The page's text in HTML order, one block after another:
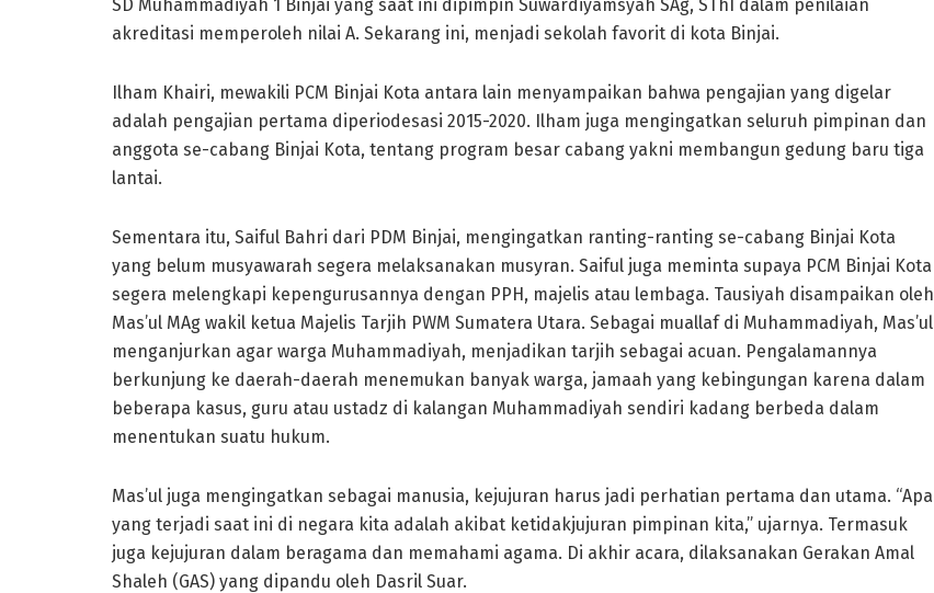
SD Muhammadiyah 1 Binjai yang saat ini dipimpin Suwardiyamsyah SAg, SThI dalam penilaian
akreditasi memperoleh nilai A. Sekarang ini, menjadi sekolah favorit di kota Binjai.
Ilham Khairi, mewakili PCM Binjai Kota antara lain menyampaikan bahwa pengajian yang digelar
adalah pengajian pertama diperiodesasi 2015-2020. Ilham juga mengingatkan seluruh pimpinan dan
anggota se-cabang Binjai Kota, tentang program besar cabang yakni membangun gedung baru tiga
lantai.
Sementara itu, Saiful Bahri dari PDM Binjai, mengingatkan ranting-ranting se-cabang Binjai Kota
yang belum musyawarah segera melaksanakan musyran. Saiful juga meminta supaya PCM Binjai Kota
segera melengkapi kepengurusannya dengan PPH, majelis atau lembaga. Tausiyah disampaikan oleh
Mas’ul MAg wakil ketua Majelis Tarjih PWM Sumatera Utara. Sebagai muallaf di Muhammadiyah, Mas’ul
menganjurkan agar warga Muhammadiyah, menjadikan tarjih sebagai acuan. Pengalamannya
berkunjung ke daerah-daerah menemukan banyak warga, jamaah yang kebingungan karena dalam
beberapa kasus, guru atau ustadz di kalangan Muhammadiyah sendiri kadang berbeda dalam
menentukan suatu hukum.
Mas’ul juga mengingatkan sebagai manusia, kejujuran harus jadi perhatian pertama dan utama. “Apa
yang terjadi saat ini di negara kita adalah akibat ketidakjujuran pimpinan kita,” ujarnya. Termasuk
juga kejujuran dalam beragama dan memahami agama. Di akhir acara, dilaksanakan Gerakan Amal
Shaleh (GAS) yang dipandu oleh Dasril Suar.